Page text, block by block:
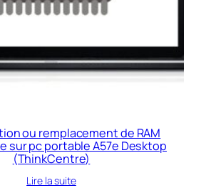
ou remplacement de RAM
sur pc portable A57e Desktop
(ThinkCentre)
Lire la suite